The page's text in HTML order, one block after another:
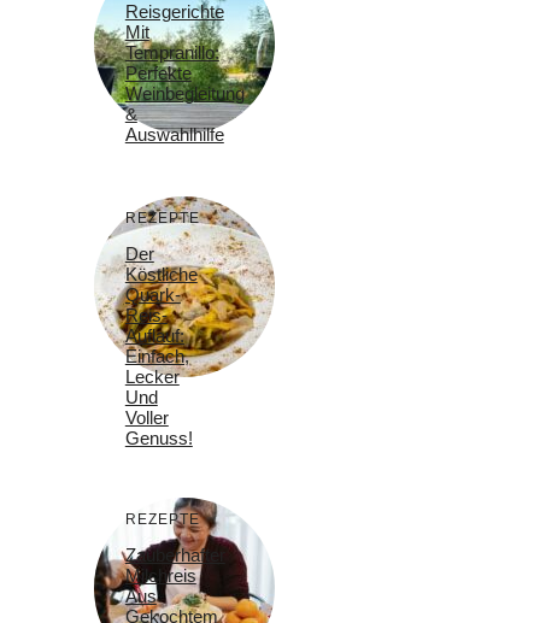
Reisgerichte
Mit
Tempranillo:
Perfekte
Weinbegleitung
&
Auswahlhilfe
REZEPTE
Der
Köstliche
Quark-
Reis-
Auflauf:
Einfach,
Lecker
Und
Voller
Genuss!
REZEPTE
Zauberhafter
Milchreis
Aus
Gekochtem